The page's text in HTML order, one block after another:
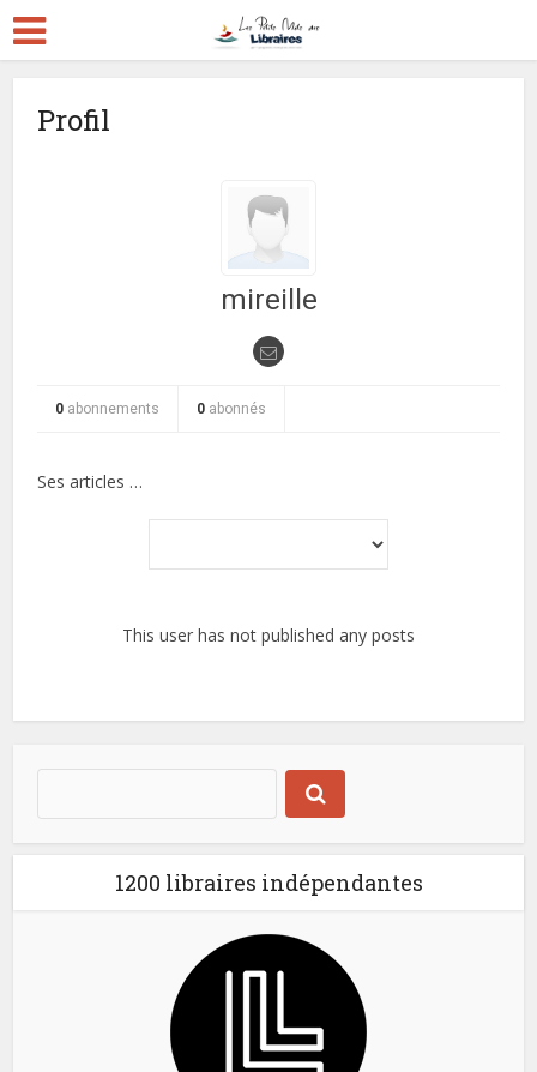
Profil
mireille
0 abonnements 0 abonnés
Ses articles …
This user has not published any posts
1200 libraires indépendantes